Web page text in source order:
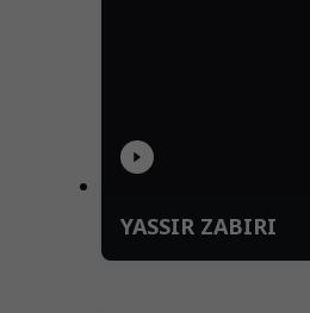
YASSIR ZABIRI